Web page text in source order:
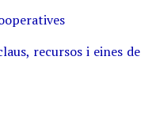
recursos i eines de